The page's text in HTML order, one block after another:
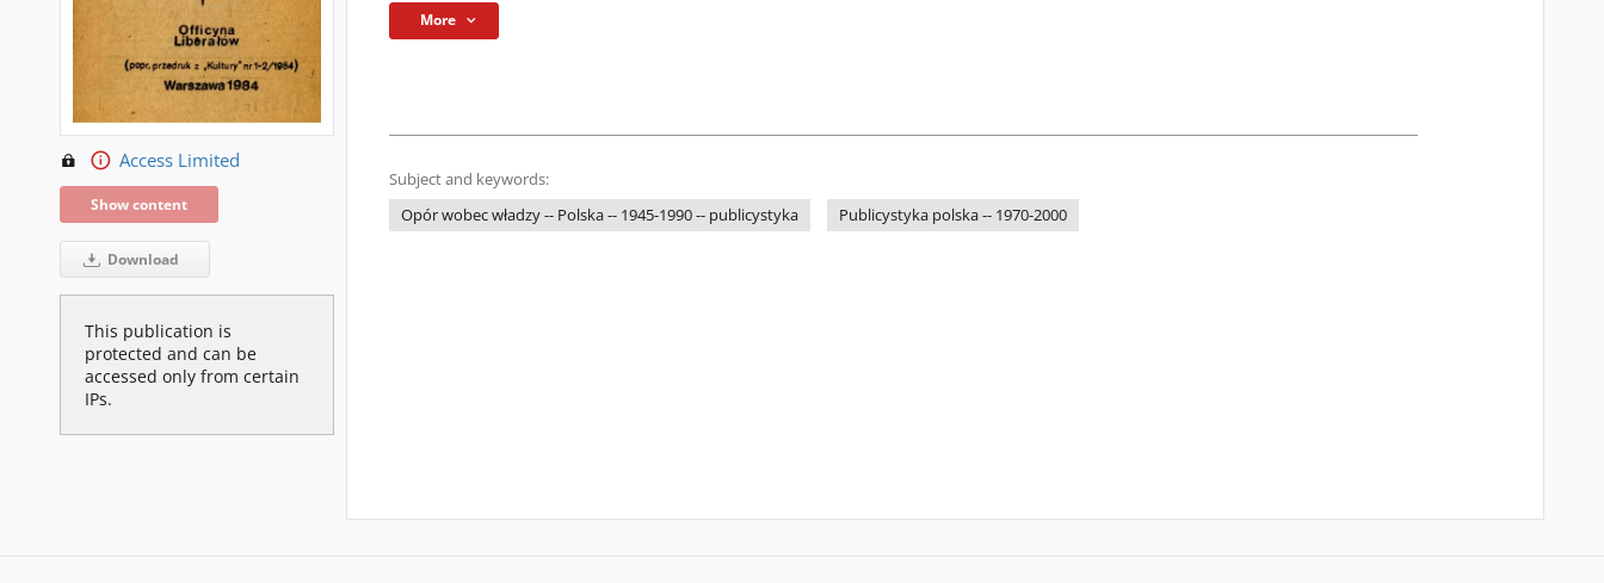
Access Limited
Show content
Download
This publication is
protected and can be
accessed only from certain
IPs.
More
Subject and keywords:
Opór wobec władzy -- Polska -- 1945-1990 -- publicystyka
Publicystyka polska -- 1970-2000